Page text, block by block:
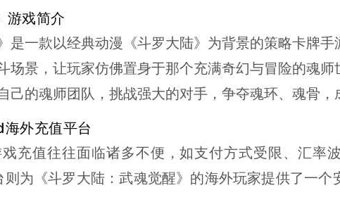
游戏简介
是一款以经典动漫《斗罗大陆》为背景的策略卡牌
场景，让玩家仿佛置身于那个充满奇幻与冒险的魂
己的魂师团队，挑战强大的对手，争夺魂环、魂骨，
外充值平台
充值往往面临诸多不便，如支付方式受限、汇率
则为《斗罗大陆：武魂觉醒》的海外玩家提供了一个